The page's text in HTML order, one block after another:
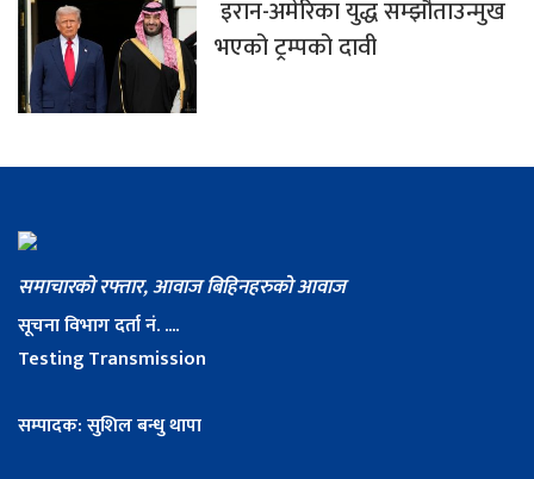
इरान-अमेरिका युद्ध सम्झौताउन्मुख
भएको ट्रम्पको दावी
समाचारको रफ्तार, आवाज बिहिनहरुको आवाज
सूचना विभाग दर्ता नं. ....
Testing Transmission
सम्पादक: सुशिल बन्धु थापा